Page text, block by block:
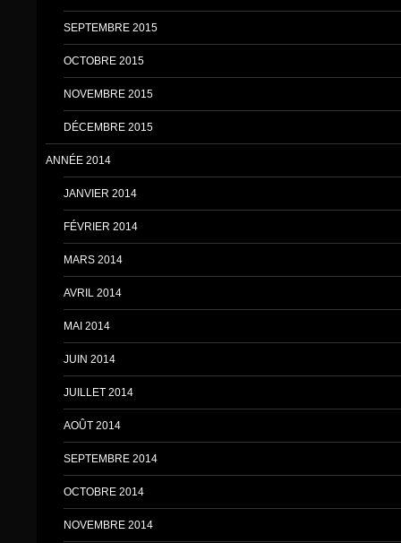
SEPTEMBRE 2015
OCTOBRE 2015
NOVEMBRE 2015
DÉCEMBRE 2015
ANNÉE 2014
JANVIER 2014
FÉVRIER 2014
MARS 2014
AVRIL 2014
MAI 2014
JUIN 2014
JUILLET 2014
AOÛT 2014
SEPTEMBRE 2014
OCTOBRE 2014
NOVEMBRE 2014